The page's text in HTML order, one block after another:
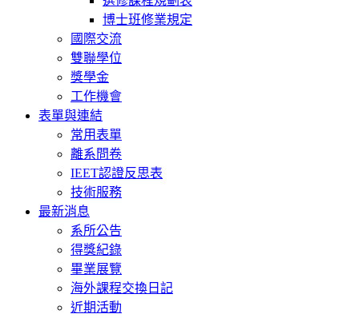
博士班修業規定
國際交流
雙聯學位
獎學金
工作機會
表單與連結
常用表單
離系問卷
IEET認證反思表
技術服務
最新消息
系所公告
得獎紀錄
畢業展覽
海外課程交換日記
近期活動